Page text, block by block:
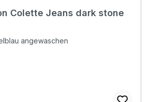
Colette Jeans dark stone
angewaschen